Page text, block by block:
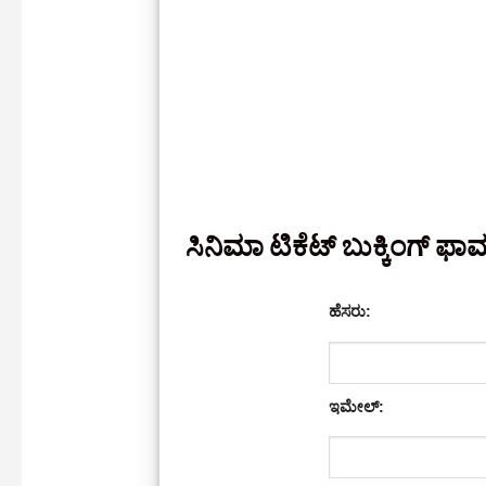
ಸಿನಿಮಾ ಟಿಕೆಟ್ ಬುಕ್ಕಿಂಗ್
ಹೆಸರು:
ಇಮೇಲ್: